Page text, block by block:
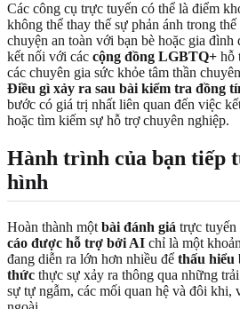
Các công cụ trực tuyến có thể là điểm
không thể thay thế sự phản ánh trong
chuyện an toàn với bạn bè hoặc gia đình
kết nối với các cộng đồng LGBTQ+ hỗ
các chuyên gia sức khỏe tâm thần
Điều gì xảy ra sau bài kiểm tra đồng
bước có giá trị nhất liên quan đến việc
hoặc tìm kiếm sự hỗ trợ chuyên nghiệp.
Hành trình của bạn tiếp
hình
Hoàn thành một bài đánh giá trực tuyến
cáo được hỗ trợ bởi AI chỉ là một
đang diễn ra lớn hơn nhiều để thấu hiểu
thức thực sự xảy ra thông qua những
sự tự ngẫm, các mối quan hệ và đôi khi,